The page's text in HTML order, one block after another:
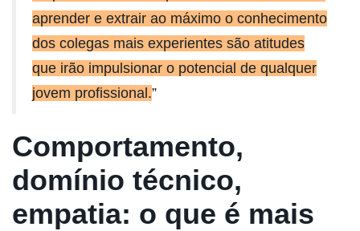
aprender e extrair ao máximo o conhecimento
dos colegas mais experientes são atitudes
que irão impulsionar o potencial de qualquer
jovem profissional.”
Comportamento,
domínio técnico,
empatia: o que é mais